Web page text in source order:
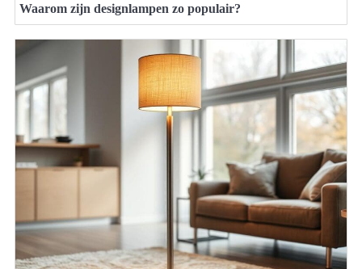
Waarom zijn designlampen zo populair?